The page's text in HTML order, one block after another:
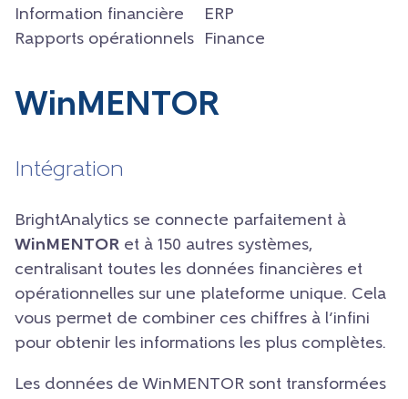
Information financière
Rapports opérationnels
ERP
Finance
WinMENTOR
Intégration
BrightAnalytics se connecte parfaitement à
WinMENTOR et à 150 autres systèmes,
centralisant toutes les données financières et
opérationnelles sur une plateforme unique. Cela
vous permet de combiner ces chiffres à l’infini
pour obtenir les informations les plus complètes.
Les données de WinMENTOR sont transformées